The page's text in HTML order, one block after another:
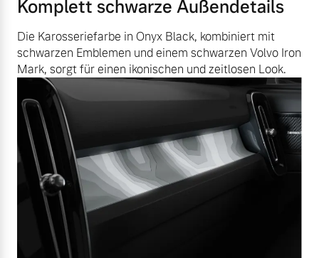
Komplett schwarze Außendetails
Die Karosseriefarbe in Onyx Black, kombiniert mit
schwarzen Emblemen und einem schwarzen Volvo Iron
Mark, sorgt für einen ikonischen und zeitlosen Look.